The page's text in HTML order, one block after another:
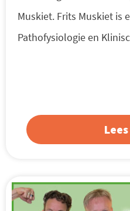
Muskiet. Frits Muskiet is
Pathofysiologie en